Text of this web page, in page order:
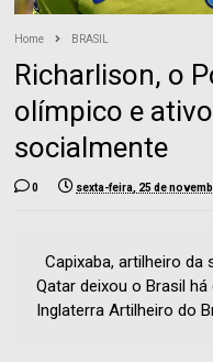
Home BRASIL
Richarlison, o
olímpico e
socialmente
0 sexta-feira, 25 de
Capixaba, artilheiro da
Qatar deixou o Brasil
Inglaterra Artilheiro do